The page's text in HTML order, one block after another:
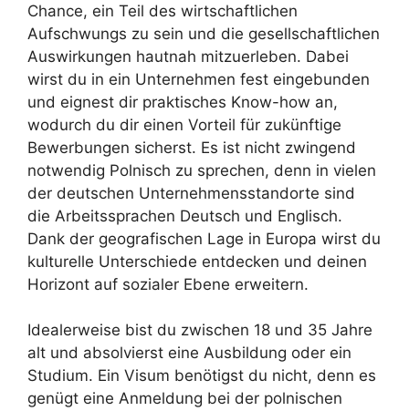
Chance, ein Teil des wirtschaftlichen
Aufschwungs zu sein und die gesellschaftlichen
Auswirkungen hautnah mitzuerleben. Dabei
wirst du in ein Unternehmen fest eingebunden
und eignest dir praktisches Know-how an,
wodurch du dir einen Vorteil für zukünftige
Bewerbungen sicherst. Es ist nicht zwingend
notwendig Polnisch zu sprechen, denn in vielen
der deutschen Unternehmensstandorte sind
die Arbeitssprachen Deutsch und Englisch.
Dank der geografischen Lage in Europa wirst du
kulturelle Unterschiede entdecken und deinen
Horizont auf sozialer Ebene erweitern.
Idealerweise bist du zwischen 18 und 35 Jahre
alt und absolvierst eine Ausbildung oder ein
Studium. Ein Visum benötigst du nicht, denn es
genügt eine Anmeldung bei der polnischen